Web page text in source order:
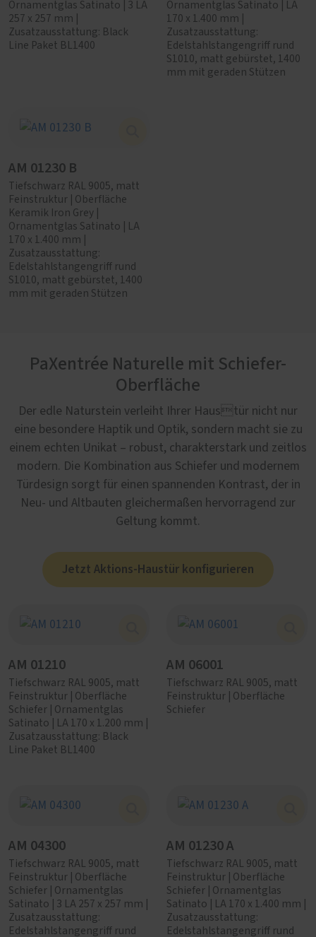
Ornamentglas Satinato | 3 LA
257 x 257 mm |
Zusatzausstattung: Black
Line Paket BL1400
Ornamentglas Satinato | LA
170 x 1.400 mm |
Zusatzausstattung:
Edelstahlstangengriff rund
S1010, matt gebürstet, 1400
mm mit geraden Stützen
AM 01230 B
Tiefschwarz RAL 9005, matt
Feinstruktur | Oberfläche
Keramik Iron Grey |
Ornamentglas Satinato | LA
170 x 1.400 mm |
Zusatzausstattung:
Edelstahlstangengriff rund
S1010, matt gebürstet, 1400
mm mit geraden Stützen
PaXentrée Naturelle mit Schiefer-
Oberfläche
Der edle Naturstein verleiht Ihrer Haustür nicht nur
eine besondere Haptik und Optik, sondern macht sie zu
einem echten Unikat – robust, charakterstark und zeitlos
modern. Die Kombination aus Schiefer und modernem
Türdesign sorgt für einen spannenden Kontrast, der in
Neu- und Altbauten gleichermaßen hervorragend zur
Geltung kommt.
Jetzt Aktions-Haustür konfigurieren
AM 01210
Tiefschwarz RAL 9005, matt
Feinstruktur | Oberfläche
Schiefer | Ornamentglas
Satinato | LA 170 x 1.200 mm |
Zusatzausstattung: Black
Line Paket BL1400
AM 06001
Tiefschwarz RAL 9005, matt
Feinstruktur | Oberfläche
Schiefer
AM 04300
Tiefschwarz RAL 9005, matt
Feinstruktur | Oberfläche
Schiefer | Ornamentglas
Satinato | 3 LA 257 x 257 mm |
Zusatzausstattung:
Edelstahlstangengriff rund
AM 01230 A
Tiefschwarz RAL 9005, matt
Feinstruktur | Oberfläche
Schiefer | Ornamentglas
Satinato | LA 170 x 1.400 mm |
Zusatzausstattung:
Edelstahlstangengriff rund